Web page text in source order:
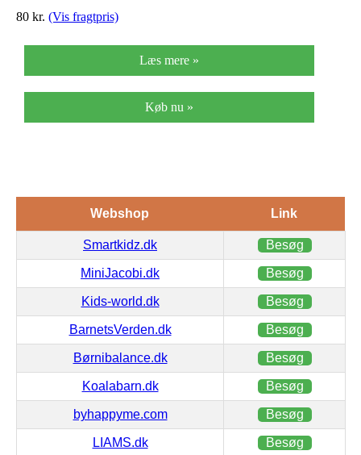
80 kr. (Vis fragtpris)
Læs mere »
Køb nu »
Webshop Link
Smartkidz.dk Besøg
MiniJacobi.dk Besøg
Kids-world.dk Besøg
BarnetsVerden.dk Besøg
Børnibalance.dk Besøg
Koalabarn.dk Besøg
byhappyme.com Besøg
LIAMS.dk Besøg